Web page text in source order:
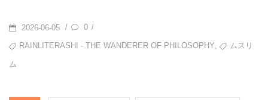
b
o
POSTED
ON
2026-06-05 / 0 /
TAGSRAINLITERASHI - THE WANDERER OF PHILOSOPHY ムスリ
ム